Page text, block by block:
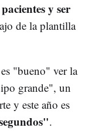
y ser
de la plantilla
"bueno" ver la
grande", un
y este año es
.